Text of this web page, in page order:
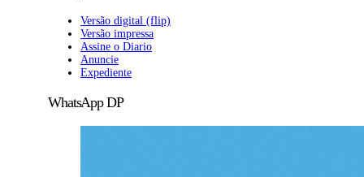
Versão digital (flip)
Versão impressa
Assine o Diario
Anuncie
Expediente
WhatsApp DP